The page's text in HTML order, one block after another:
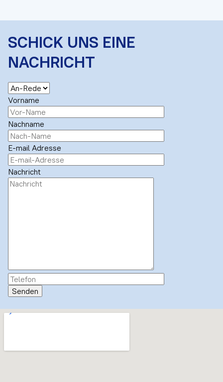
SCHICK UNS EINE
NACHRICHT
Vorname
Nachname
E-mail Adresse
Nachricht